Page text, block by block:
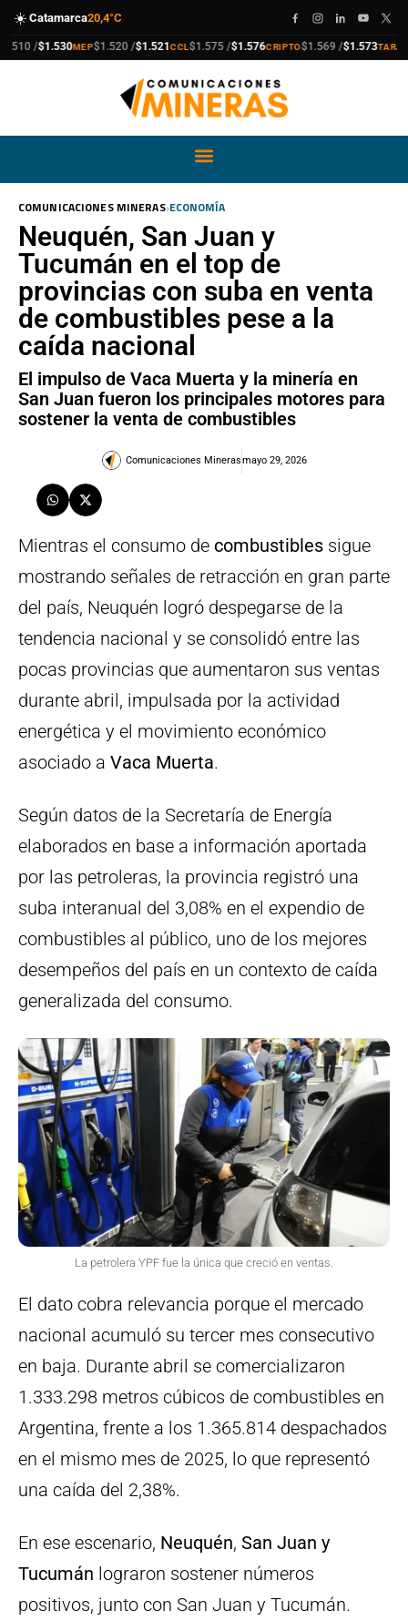
☀️ Catamarca20,4°C
/ $1.530MEP
compra$1.520 /
venta $1.521CCL
compra$1.575 /
venta $1.576CRIPTO
compra$1.569 /
venta $1.573TARJETA
compra
venta
COMUNICACIONES MINERAS›ECONOMÍA
Neuquén, San Juan y
Tucumán en el top de
provincias con suba en venta
de combustibles pese a la
caída nacional
El impulso de Vaca Muerta y la minería en
San Juan fueron los principales motores para
sostener la venta de combustibles
Comunicaciones Minerasmayo 29, 2026
Mientras el consumo de combustibles sigue
mostrando señales de retracción en gran parte
del país, Neuquén logró despegarse de la
tendencia nacional y se consolidó entre las
pocas provincias que aumentaron sus ventas
durante abril, impulsada por la actividad
energética y el movimiento económico
asociado a Vaca Muerta.
Según datos de la Secretaría de Energía
elaborados en base a información aportada
por las petroleras, la provincia registró una
suba interanual del 3,08% en el expendio de
combustibles al público, uno de los mejores
desempeños del país en un contexto de caída
generalizada del consumo.
La petrolera YPF fue la única que creció en ventas.
El dato cobra relevancia porque el mercado
nacional acumuló su tercer mes consecutivo
en baja. Durante abril se comercializaron
1.333.298 metros cúbicos de combustibles en
Argentina, frente a los 1.365.814 despachados
en el mismo mes de 2025, lo que representó
una caída del 2,38%.
En ese escenario, Neuquén, San Juan y
Tucumán lograron sostener números
positivos, junto con San Juan y Tucumán.